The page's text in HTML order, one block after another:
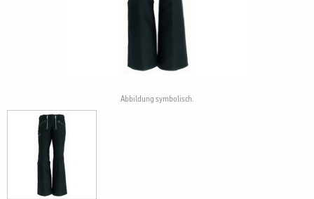
Abbildung symbolisch.